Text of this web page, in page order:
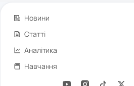
Новини
Статті
Аналітика
Навчання